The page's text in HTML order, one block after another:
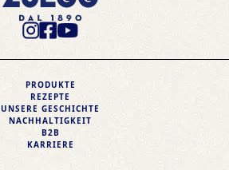
Instagram Profile
Facebook Profile
Youtube Profile
PRODUKTE
REZEPTE
UNSERE GESCHICHTE
NACHHALTIGKEIT
B2B
KARRIERE